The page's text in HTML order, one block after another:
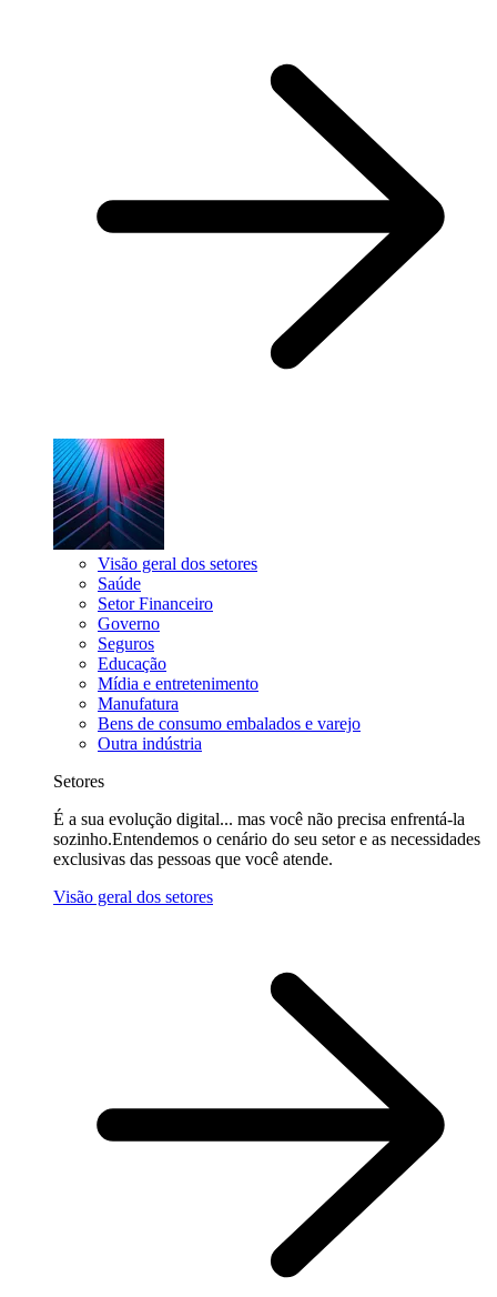
Visão geral dos setores
Saúde
Setor Financeiro
Governo
Seguros
Educação
Mídia e entretenimento
Manufatura
Bens de consumo embalados e varejo
Outra indústria
Setores
É a sua evolução digital... mas você não precisa enfrentá-la
sozinho.Entendemos o cenário do seu setor e as necessidades
exclusivas das pessoas que você atende.
Visão geral dos setores